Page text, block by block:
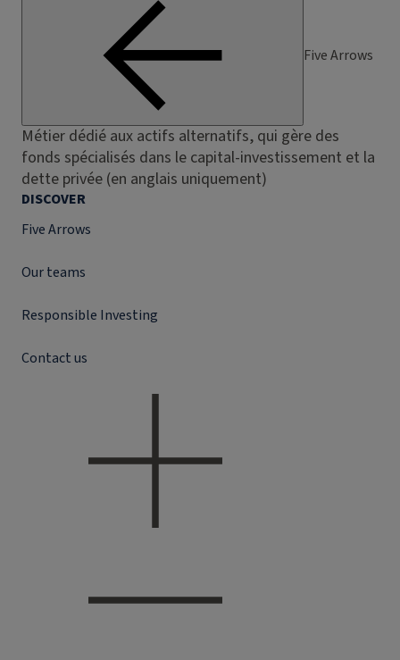
Five Arrows
Métier dédié aux actifs alternatifs, qui gère des
fonds spécialisés dans le capital-investissement et la
dette privée (en anglais uniquement)
DISCOVER
Five Arrows
Our teams
Responsible Investing
Contact us